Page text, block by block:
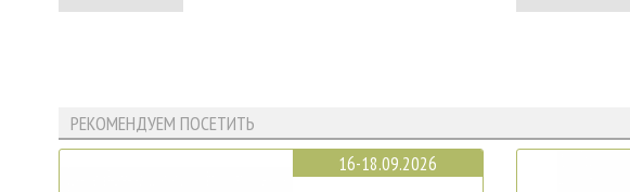
РЕКОМЕНДУЕМ ПОСЕТИТЬ
16-18.09.2026